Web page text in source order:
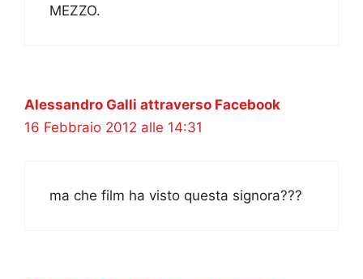
MEZZO.
Alessandro Galli attraverso Facebook
16 Febbraio 2012 alle 14:31
ma che film ha visto questa signora???